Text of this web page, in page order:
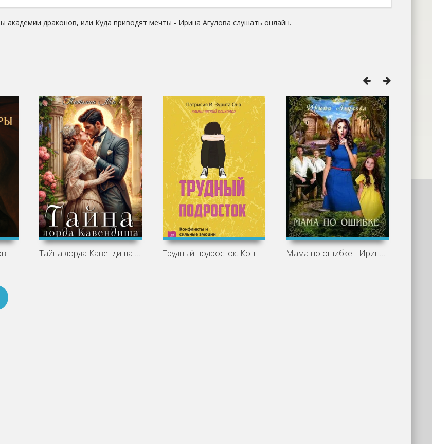
академии драконов, или Куда приводят мечты - Ирина Агулова слушать онлайн.
Великие игры драконов — Натали Лансон: Тайна лорда Кавендиша - Татьяна Ма Трудный подросток. Конфликты и сильные Мама по ошибке - Ирина Агулова